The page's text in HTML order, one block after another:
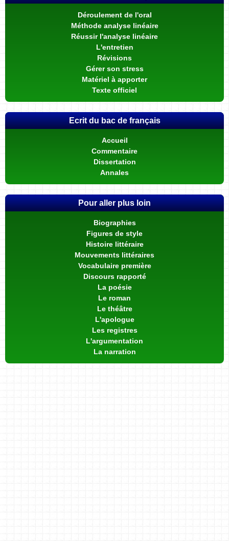
Déroulement de l'oral
Méthode analyse linéaire
Réussir l'analyse linéaire
L'entretien
Révisions
Gérer son stress
Matériel à apporter
Texte officiel
Ecrit du bac de français
Accueil
Commentaire
Dissertation
Annales
Pour aller plus loin
Biographies
Figures de style
Histoire littéraire
Mouvements littéraires
Vocabulaire première
Discours rapporté
La poésie
Le roman
Le théâtre
L'apologue
Les registres
L'argumentation
La narration